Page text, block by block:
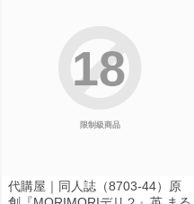
限制級商品
18
代購屋｜同人誌（8703-44）原